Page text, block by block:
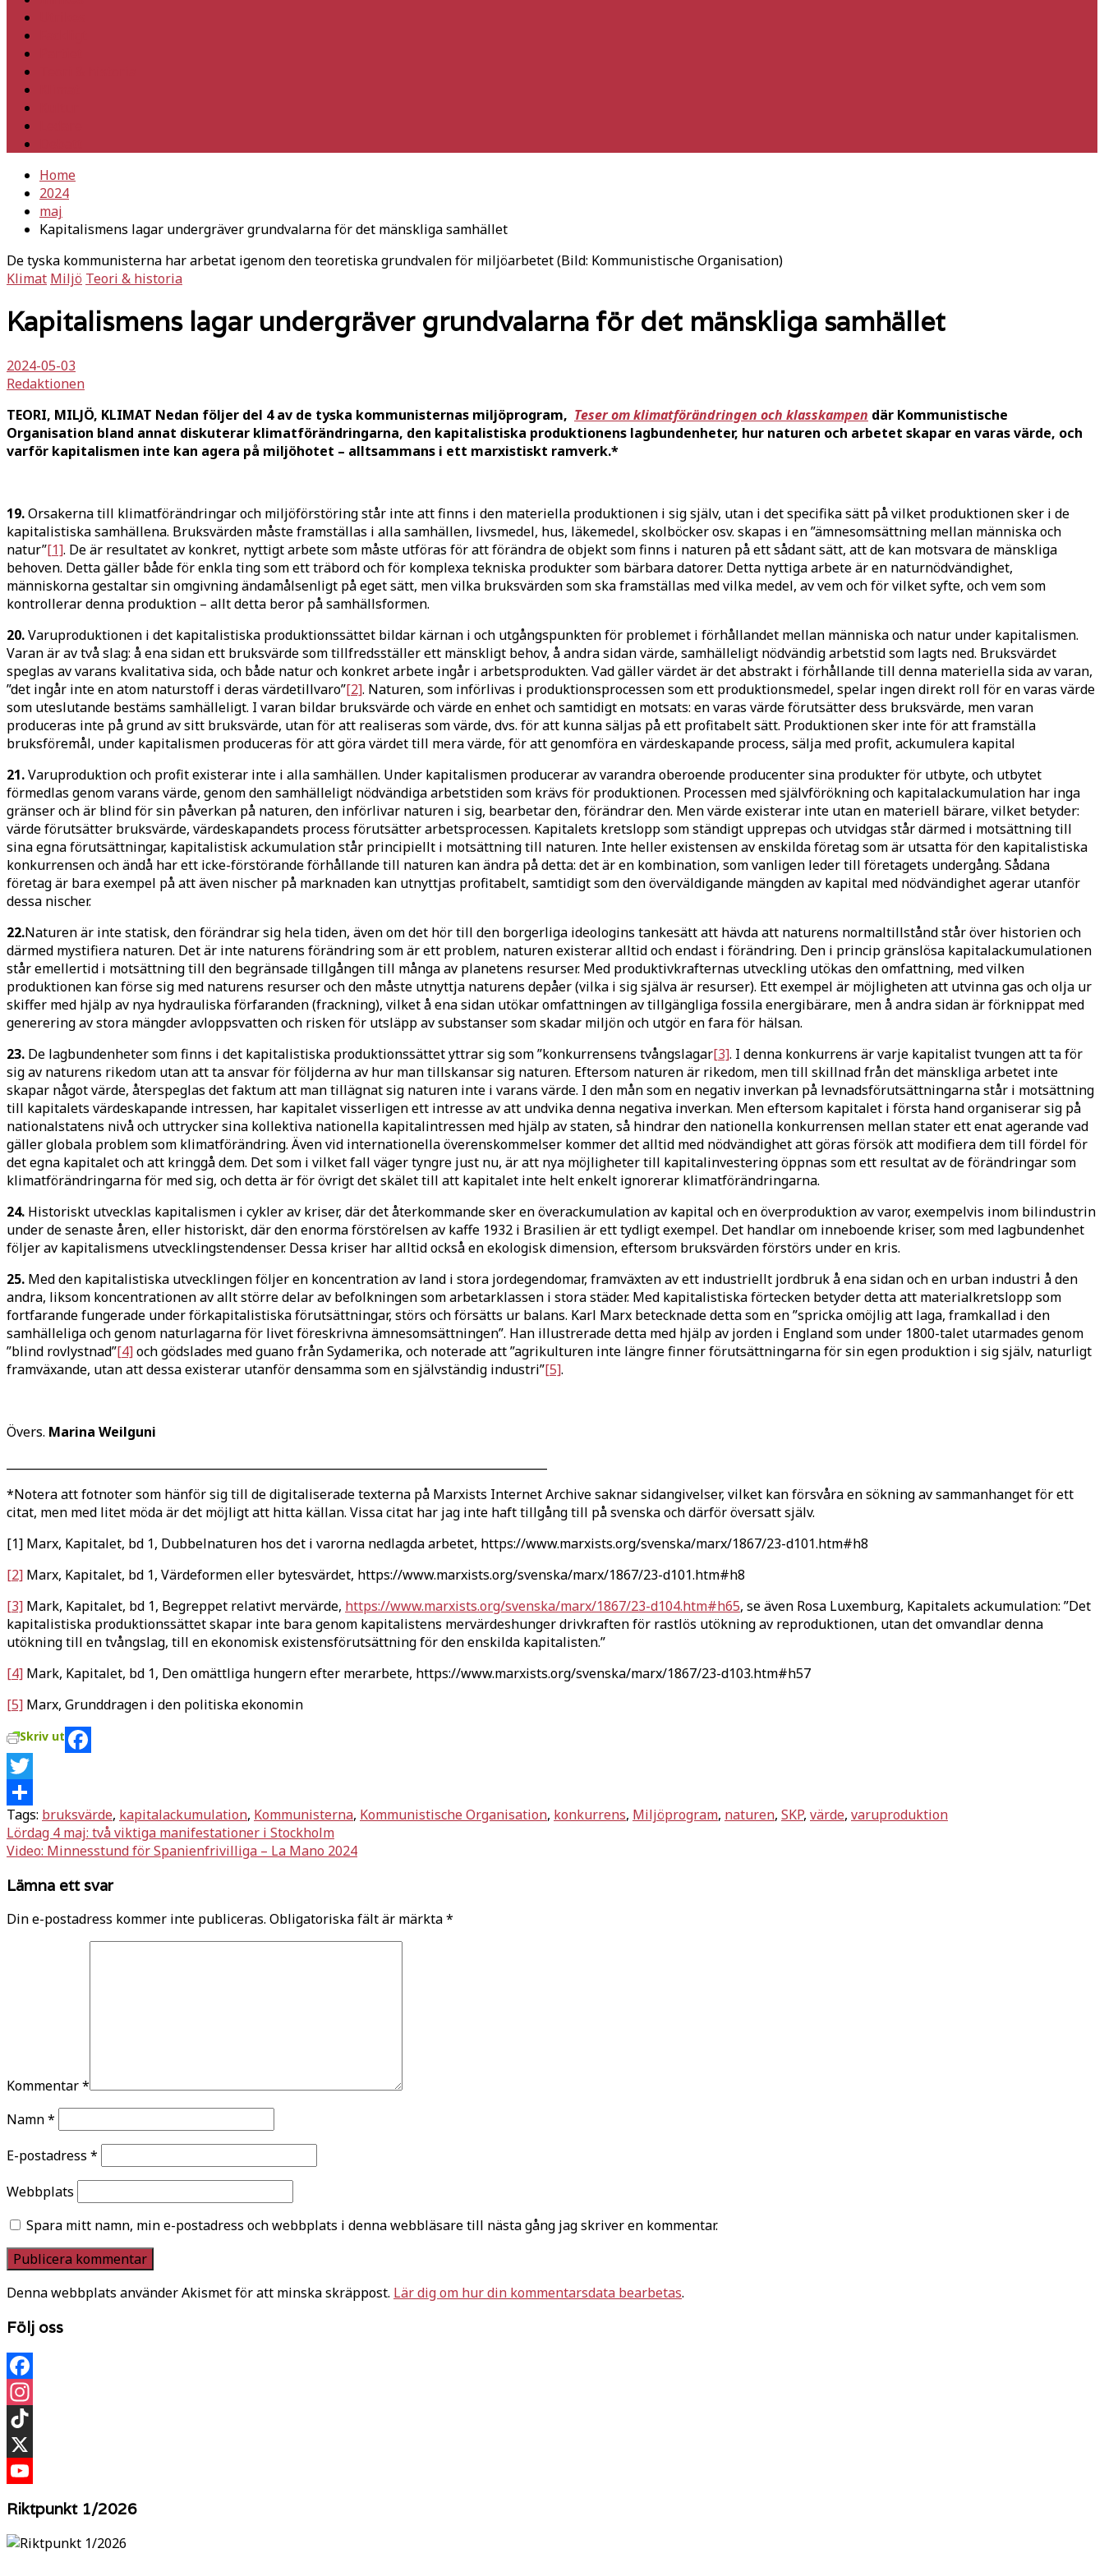
Home
2024
maj
Kapitalismens lagar undergräver grundvalarna för det mänskliga samhället
De tyska kommunisterna har arbetat igenom den teoretiska grundvalen för miljöarbetet (Bild: Kommunistische Organisation)
Klimat Miljö Teori & historia
Kapitalismens lagar undergräver grundvalarna för det mänskliga samhället
2024-05-03
Redaktionen
TEORI, MILJÖ, KLIMAT Nedan följer del 4 av de tyska kommunisternas miljöprogram, Teser om klimatförändringen och klasskampen där Kommunistische
Organisation bland annat diskuterar klimatförändringarna, den kapitalistiska produktionens lagbundenheter, hur naturen och arbetet skapar en varas värde, och
varför kapitalismen inte kan agera på miljöhotet – alltsammans i ett marxistiskt ramverk.*
19.Orsakerna till klimatförändringar och miljöförstöring står inte att finns i den materiella produktionen i sig själv, utan i det specifika sätt på vilket produktionen sker i de
kapitalistiska samhällena. Bruksvärden måste framställas i alla samhällen, livsmedel, hus, läkemedel, skolböcker osv. skapas i en ”ämnesomsättning mellan människa och
natur”[1]. De är resultatet av konkret, nyttigt arbete som måste utföras för att förändra de objekt som finns i naturen på ett sådant sätt, att de kan motsvara de mänskliga
behoven. Detta gäller både för enkla ting som ett träbord och för komplexa tekniska produkter som bärbara datorer. Detta nyttiga arbete är en naturnödvändighet,
människorna gestaltar sin omgivning ändamålsenligt på eget sätt, men vilka bruksvärden som ska framställas med vilka medel, av vem och för vilket syfte, och vem som
kontrollerar denna produktion – allt detta beror på samhällsformen.
20.Varuproduktionen i det kapitalistiska produktionssättet bildar kärnan i och utgångspunkten för problemet i förhållandet mellan människa och natur under kapitalismen.
Varan är av två slag: å ena sidan ett bruksvärde som tillfredsställer ett mänskligt behov, å andra sidan värde, samhälleligt nödvändig arbetstid som lagts ned. Bruksvärdet
speglas av varans kvalitativa sida, och både natur och konkret arbete ingår i arbetsprodukten. Vad gäller värdet är det abstrakt i förhållande till denna materiella sida av varan,
”det ingår inte en atom naturstoff i deras värdetillvaro”[2]. Naturen, som införlivas i produktionsprocessen som ett produktionsmedel, spelar ingen direkt roll för en varas värde
som uteslutande bestäms samhälleligt. I varan bildar bruksvärde och värde en enhet och samtidigt en motsats: en varas värde förutsätter dess bruksvärde, men varan
produceras inte på grund av sitt bruksvärde, utan för att realiseras som värde, dvs. för att kunna säljas på ett profitabelt sätt. Produktionen sker inte för att framställa
bruksföremål, under kapitalismen produceras för att göra värdet till mera värde, för att genomföra en värdeskapande process, sälja med profit, ackumulera kapital
21.Varuproduktion och profit existerar inte i alla samhällen. Under kapitalismen producerar av varandra oberoende producenter sina produkter för utbyte, och utbytet
förmedlas genom varans värde, genom den samhälleligt nödvändiga arbetstiden som krävs för produktionen. Processen med självförökning och kapitalackumulation har inga
gränser och är blind för sin påverkan på naturen, den införlivar naturen i sig, bearbetar den, förändrar den. Men värde existerar inte utan en materiell bärare, vilket betyder:
värde förutsätter bruksvärde, värdeskapandets process förutsätter arbetsprocessen. Kapitalets kretslopp som ständigt upprepas och utvidgas står därmed i motsättning till
sina egna förutsättningar, kapitalistisk ackumulation står principiellt i motsättning till naturen. Inte heller existensen av enskilda företag som är utsatta för den kapitalistiska
konkurrensen och ändå har ett icke-förstörande förhållande till naturen kan ändra på detta: det är en kombination, som vanligen leder till företagets undergång. Sådana
företag är bara exempel på att även nischer på marknaden kan utnyttjas profitabelt, samtidigt som den överväldigande mängden av kapital med nödvändighet agerar utanför
dessa nischer.
22.Naturen är inte statisk, den förändrar sig hela tiden, även om det hör till den borgerliga ideologins tankesätt att hävda att naturens normaltillstånd står över historien och
därmed mystifiera naturen. Det är inte naturens förändring som är ett problem, naturen existerar alltid och endast i förändring. Den i princip gränslösa kapitalackumulationen
står emellertid i motsättning till den begränsade tillgången till många av planetens resurser. Med produktivkrafternas utveckling utökas den omfattning, med vilken
produktionen kan förse sig med naturens resurser och den måste utnyttja naturens depåer (vilka i sig själva är resurser). Ett exempel är möjligheten att utvinna gas och olja ur
skiffer med hjälp av nya hydrauliska förfaranden (frackning), vilket å ena sidan utökar omfattningen av tillgängliga fossila energibärare, men å andra sidan är förknippat med
generering av stora mängder avloppsvatten och risken för utsläpp av substanser som skadar miljön och utgör en fara för hälsan.
23. De lagbundenheter som finns i det kapitalistiska produktionssättet yttrar sig som ”konkurrensens tvångslagar[3]. I denna konkurrens är varje kapitalist tvungen att ta för
sig av naturens rikedom utan att ta ansvar för följderna av hur man tillskansar sig naturen. Eftersom naturen är rikedom, men till skillnad från det mänskliga arbetet inte
skapar något värde, återspeglas det faktum att man tillägnat sig naturen inte i varans värde. I den mån som en negativ inverkan på levnadsförutsättningarna står i motsättning
till kapitalets värdeskapande intressen, har kapitalet visserligen ett intresse av att undvika denna negativa inverkan. Men eftersom kapitalet i första hand organiserar sig på
nationalstatens nivå och uttrycker sina kollektiva nationella kapitalintressen med hjälp av staten, så hindrar den nationella konkurrensen mellan stater ett enat agerande vad
gäller globala problem som klimatförändring. Även vid internationella överenskommelser kommer det alltid med nödvändighet att göras försök att modifiera dem till fördel för
det egna kapitalet och att kringgå dem. Det som i vilket fall väger tyngre just nu, är att nya möjligheter till kapitalinvestering öppnas som ett resultat av de förändringar som
klimatförändringarna för med sig, och detta är för övrigt det skälet till att kapitalet inte helt enkelt ignorerar klimatförändringarna.
24. Historiskt utvecklas kapitalismen i cykler av kriser, där det återkommande sker en överackumulation av kapital och en överproduktion av varor, exempelvis inom bilindustrin
under de senaste åren, eller historiskt, där den enorma förstörelsen av kaffe 1932 i Brasilien är ett tydligt exempel. Det handlar om inneboende kriser, som med lagbundenhet
följer av kapitalismens utvecklingstendenser. Dessa kriser har alltid också en ekologisk dimension, eftersom bruksvärden förstörs under en kris.
25. Med den kapitalistiska utvecklingen följer en koncentration av land i stora jordegendomar, framväxten av ett industriellt jordbruk å ena sidan och en urban industri å den
andra, liksom koncentrationen av allt större delar av befolkningen som arbetarklassen i stora städer. Med kapitalistiska förtecken betyder detta att materialkretslopp som
fortfarande fungerade under förkapitalistiska förutsättningar, störs och försätts ur balans. Karl Marx betecknade detta som en ”spricka omöjlig att laga, framkallad i den
samhälleliga och genom naturlagarna för livet föreskrivna ämnesomsättningen”. Han illustrerade detta med hjälp av jorden i England som under 1800-talet utarmades genom
”blind rovlystnad”[4]och gödslades med guano från Sydamerika, och noterade att ”agrikulturen inte längre finner förutsättningarna för sin egen produktion i sig själv, naturligt
framväxande, utan att dessa existerar utanför densamma som en självständig industri”[5].
Övers. Marina Weilguni
*Notera att fotnoter som hänför sig till de digitaliserade texterna på Marxists Internet Archive saknar sidangivelser, vilket kan försvåra en sökning av sammanhanget för ett
citat, men med litet möda är det möjligt att hitta källan. Vissa citat har jag inte haft tillgång till på svenska och därför översatt själv.
[1] Marx, Kapitalet, bd 1, Dubbelnaturen hos det i varorna nedlagda arbetet, https://www.marxists.org/svenska/marx/1867/23-d101.htm#h8
[2] Marx, Kapitalet, bd 1, Värdeformen eller bytesvärdet, https://www.marxists.org/svenska/marx/1867/23-d101.htm#h8
[3] Mark, Kapitalet, bd 1, Begreppet relativt mervärde, https://www.marxists.org/svenska/marx/1867/23-d104.htm#h65, se även Rosa Luxemburg, Kapitalets ackumulation: ”Det
kapitalistiska produktionssättet skapar inte bara genom kapitalistens mervärdeshunger drivkraften för rastlös utökning av reproduktionen, utan det omvandlar denna
utökning till en tvångslag, till en ekonomisk existensförutsättning för den enskilda kapitalisten.”
[4] Mark, Kapitalet, bd 1, Den omättliga hungern efter merarbete, https://www.marxists.org/svenska/marx/1867/23-d103.htm#h57
[5] Marx, Grunddragen i den politiska ekonomin
Skriv ut
Facebook
Twitter
Dela
Tags: bruksvärde, kapitalackumulation, Kommunisterna, Kommunistische Organisation, konkurrens, Miljöprogram, naturen, SKP, värde, varuproduktion
Inläggsnavigering
Lördag 4 maj: två viktiga manifestationer i Stockholm
Video: Minnesstund för Spanienfrivilliga – La Mano 2024
Lämna ett svar
Din e-postadress kommer inte publiceras. Obligatoriska fält är märkta*
Kommentar*
Namn*
E-postadress *
Webbplats
Spara mitt namn, min e-postadress och webbplats i denna webbläsare till nästa gång jag skriver en kommentar.
Denna webbplats använder Akismet för att minska skräppost. Lär dig om hur din kommentarsdata bearbetas.
Följ oss
Facebook
Instagram
TikTok
X
Riktpunkt 1/2026